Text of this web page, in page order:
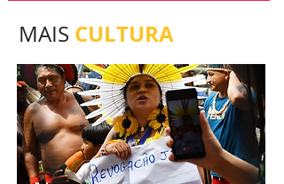
MAIS CULTURA